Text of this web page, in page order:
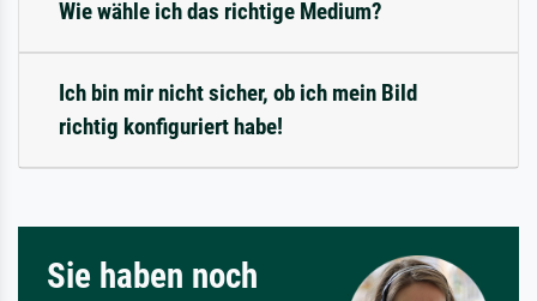
Wie wähle ich das richtige Medium?
Ich bin mir nicht sicher, ob ich mein Bild
richtig konfiguriert habe!
Sie haben noch